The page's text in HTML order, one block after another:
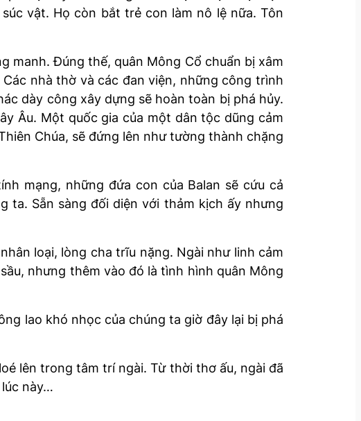
vật. Họ còn bắt trẻ con làm nô lệ nữa. Tôn
manh. Đúng thế, quân Mông Cổ chuẩn bị xâm
nhà thờ và các đan viện, những công trình
dày công xây dựng sẽ hoàn toàn bị phá hủy.
Âu. Một quốc gia của một dân tộc dũng cảm
Chúa, sẽ đứng lên như tường thành chặng
mạng, những đứa con của Balan sẽ cứu cả
ta. Sẵn sàng đối diện với thảm kịch ấy nhưng
loại, lòng cha trĩu nặng. Ngài như linh cảm
nhưng thêm vào đó là tình hình quân Mông
lao khó nhọc của chúng ta giờ đây lại bị phá
lên trong tâm trí ngài. Từ thời thơ ấu, ngài đã
này…